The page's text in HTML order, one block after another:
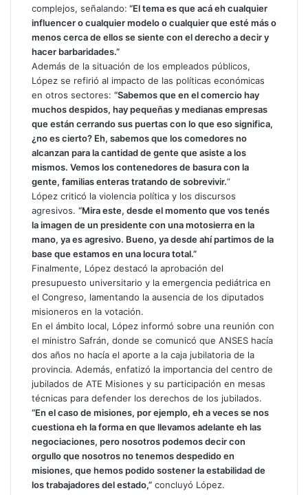
complejos, señalando: “El tema es que acá eh cualquier
influencer o cualquier modelo o cualquier que esté más o
menos cerca de ellos se siente con el derecho a decir y
hacer barbaridades.”
Además de la situación de los empleados públicos,
López se refirió al impacto de las políticas económicas
en otros sectores: “Sabemos que en el comercio hay
muchos despidos, hay pequeñas y medianas empresas
que están cerrando sus puertas con lo que eso significa,
¿no es cierto? Eh, sabemos que los comedores no
alcanzan para la cantidad de gente que asiste a los
mismos. Vemos los contenedores de basura con la
gente, familias enteras tratando de sobrevivir.”
López criticó la violencia política y los discursos
agresivos. “Mira este, desde el momento que vos tenés
la imagen de un presidente con una motosierra en la
mano, ya es agresivo. Bueno, ya desde ahí partimos de la
base que estamos en una locura total.”
Finalmente, López destacó la aprobación del
presupuesto universitario y la emergencia pediátrica en
el Congreso, lamentando la ausencia de los diputados
misioneros en la votación.
En el ámbito local, López informó sobre una reunión con
el ministro Safrán, donde se comunicó que ANSES hacía
dos años no hacía el aporte a la caja jubilatoria de la
provincia. Además, enfatizó la importancia del centro de
jubilados de ATE Misiones y su participación en mesas
técnicas para defender los derechos de los jubilados.
“En el caso de misiones, por ejemplo, eh a veces se nos
cuestiona eh la forma en que llevamos adelante eh las
negociaciones, pero nosotros podemos decir con
orgullo que nosotros no tenemos despedido en
misiones, que hemos podido sostener la estabilidad de
los trabajadores del estado,” concluyó López.